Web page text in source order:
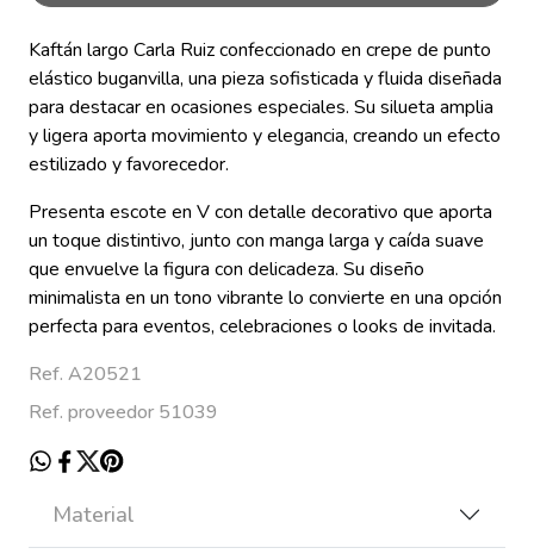
Kaftán largo Carla Ruiz confeccionado en crepe de punto
elástico buganvilla, una pieza sofisticada y fluida diseñada
para destacar en ocasiones especiales. Su silueta amplia
y ligera aporta movimiento y elegancia, creando un efecto
estilizado y favorecedor.
Presenta escote en V con detalle decorativo que aporta
un toque distintivo, junto con manga larga y caída suave
que envuelve la figura con delicadeza. Su diseño
minimalista en un tono vibrante lo convierte en una opción
perfecta para eventos, celebraciones o looks de invitada.
Ref. A20521
Ref. proveedor 51039
Material